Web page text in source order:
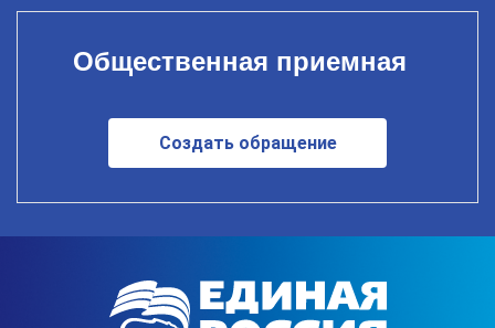
Общественная приемная
Создать обращение